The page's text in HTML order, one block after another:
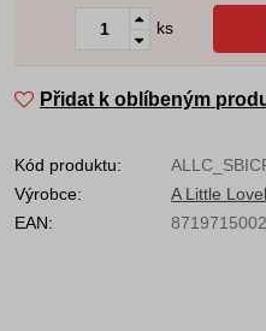
ks
Přidat k oblíbeným
Kód produktu:
Výrobce:
A Little
EAN: